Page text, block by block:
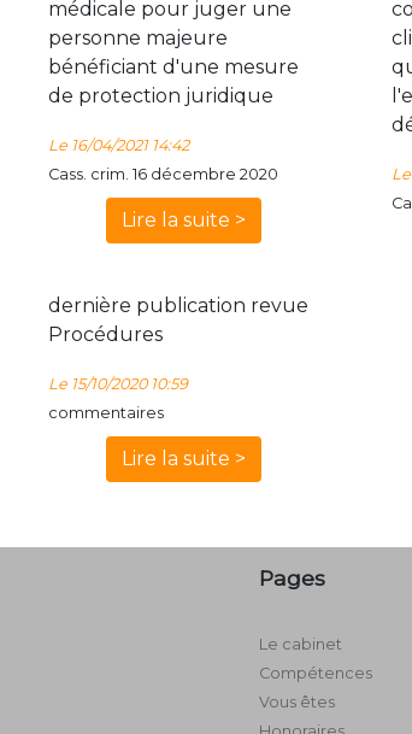
médicale pour juger une
personne majeure
bénéficiant d'une mesure
de protection juridique
Le 16/04/2021 14:42
Cass. crim. 16 décembre 2020
Lire la suite >
dernière publication revue
Procédures
Le 15/10/2020 10:59
commentaires
Lire la suite >
Pages
Le cabinet
Compétences
Vous êtes